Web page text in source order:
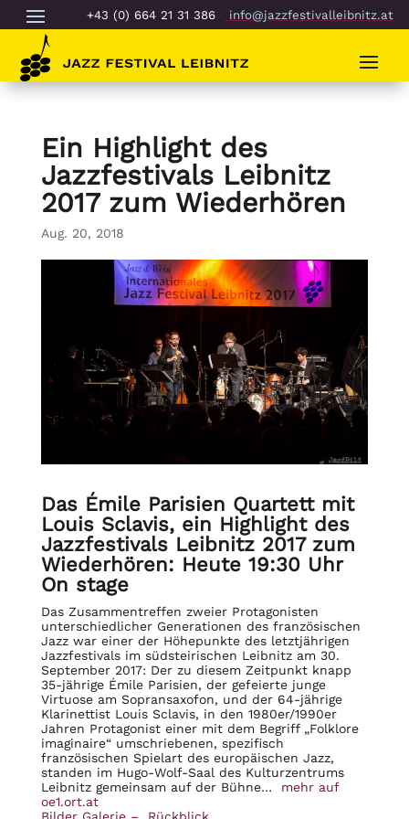
+43 (0) 664 21 31 386 info@jazzfestivalleibnitz.at
Ein Highlight des
Jazzfestivals Leibnitz
2017 zum Wiederhören
Aug. 20, 2018
Das Émile Parisien Quartett mit
Louis Sclavis, ein Highlight des
Jazzfestivals Leibnitz 2017 zum
Wiederhören: Heute 19:30 Uhr
On stage
Das Zusammentreffen zweier Protagonisten
unterschiedlicher Generationen des französischen
Jazz war einer der Höhepunkte des letztjährigen
Jazzfestivals im südsteirischen Leibnitz am 30.
September 2017: Der zu diesem Zeitpunkt knapp
35-jährige Émile Parisien, der gefeierte junge
Virtuose am Sopransaxofon, und der 64-jährige
Klarinettist Louis Sclavis, in den 1980er/1990er
Jahren Protagonist einer mit dem Begriff „Folklore
imaginaire“ umschriebenen, spezifisch
französischen Spielart des europäischen Jazz,
standen im Hugo-Wolf-Saal des Kulturzentrums
Leibnitz gemeinsam auf der Bühne… mehr auf
oe1.ort.at